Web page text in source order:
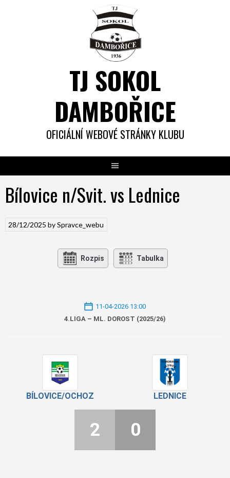
TJ SOKOL
DAMBOŘICE
OFICIÁLNÍ WEBOVÉ STRÁNKY KLUBU
Bílovice n/Svit. vs Lednice
28/12/2025 bySpravce_webu
Rozpis Tabulka
11-04-2026 13:00
4.LIGA – ML. DOROST (2025/26)
BÍLOVICE/OCHOZ LEDNICE
2 0